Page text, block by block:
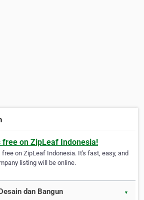
free on ZipLeaf Indonesia!
on ZipLeaf Indonesia. It's fast, easy, and
listing will be online.
dan Bangun ▼